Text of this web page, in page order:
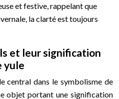
et festive, rappelant que
la clarté est toujours
et leur signification
yule
central dans le symbolisme de
objet portant une signification